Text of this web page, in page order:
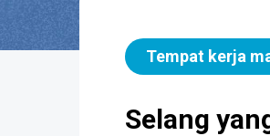
Tempat kerja
Selang